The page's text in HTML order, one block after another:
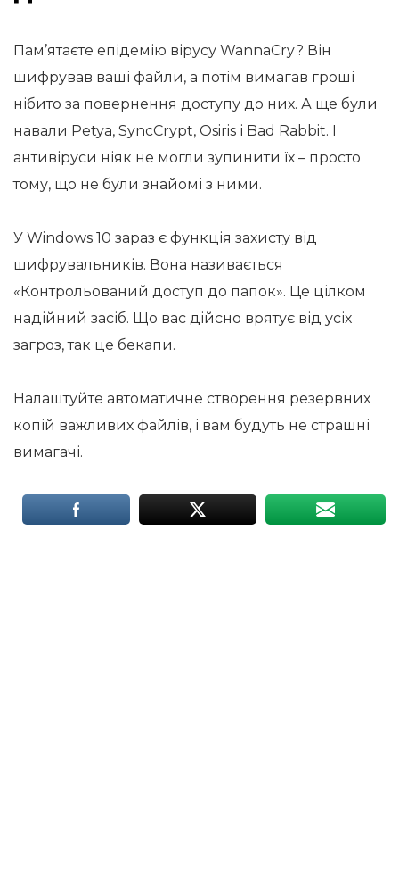
Пам’ятаєте епідемію вірусу WannaCry? Він
шифрував ваші файли, а потім вимагав гроші
нібито за повернення доступу до них. А ще були
навали Petya, SyncCrypt, Osiris і Bad Rabbit. І
антивіруси ніяк не могли зупинити їх – просто
тому, що не були знайомі з ними.
У Windows 10 зараз є функція захисту від
шифрувальників. Вона називається
«Контрольований доступ до папок». Це цілком
надійний засіб. Що вас дійсно врятує від усіх
загроз, так це бекапи.
Налаштуйте автоматичне створення резервних
копій важливих файлів, і вам будуть не страшні
вимагачі.